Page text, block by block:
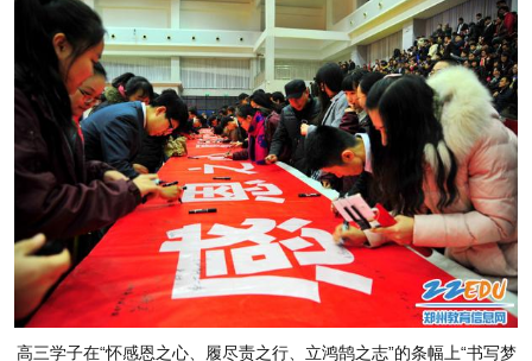
高三学子在“怀感恩之心、履尽责之行、立鸿鹄之志”的条幅上“书写梦